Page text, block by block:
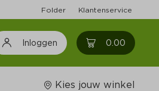
Folder Klantenservice
Inloggen 0.00 0
Kies jouw winkel